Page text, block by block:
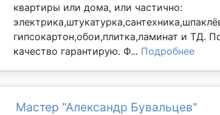
квартиры или дома, или частично:
гипсокартон,обои,плитка,ламинат и ТД.
качество гарантирую. Ф... Подробнее
Мастер "Александр Бувальцев"